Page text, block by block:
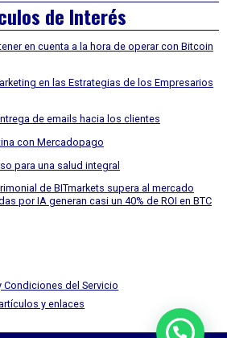
de Interés
en cuenta a la hora de operar con Bitcoin
en las Estrategias de los Empresarios
de emails hacia los clientes
con Mercadopago
para una salud integral
de BITmarkets supera al mercado
por IA generan casi un 40% de ROI en BTC
Condiciones del Servicio
y enlaces